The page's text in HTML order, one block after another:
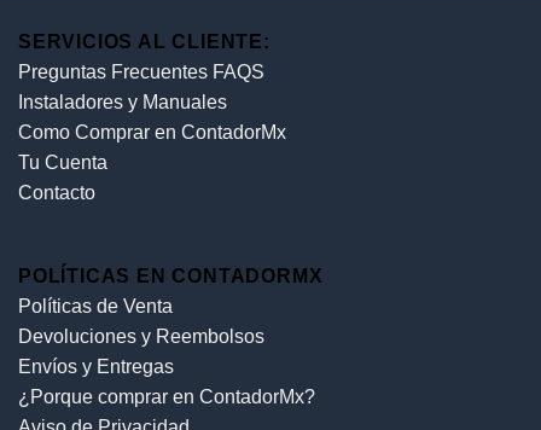
SERVICIOS AL CLIENTE:
Preguntas Frecuentes FAQS
Instaladores y Manuales
Como Comprar en ContadorMx
Tu Cuenta
Contacto
POLÍTICAS EN CONTADORMX
Políticas de Venta
Devoluciones y Reembolsos
Envíos y Entregas
¿Porque comprar en ContadorMx?